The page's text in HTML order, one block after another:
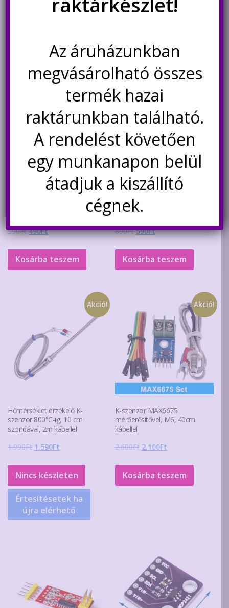
Nincs készleten
újra elérhető
was:
is:
Nincs készleten
újra elérhető
Akció!
EC11 20mm rotary encoder
incrementális jeladó D fejjel
590FtOriginal
was:
590Ft.
490FtCurrent
is:
490Ft.
Kosárba teszem
vezérlővel
890FtOriginal
was:
890Ft.
590FtCurrent
is:
590Ft.
Kosárba teszem
Akció!
Hőmérséklet érzékelő K-
szenzor 800°C-ig, 10 cm
szondával, 2m kábellel
1.990Ft Original
was:
1.990Ft.
1.590Ft
is:
1.590Ft.
Nincs készleten
Értesítésetek ha
újra elérhető
Akció!
K-szenzor MAX6675
mérőerősítővel, M6, 40cm
kábellel
2.600Ft Original
was:
2.600Ft.
2.100FtCurrent
is:
2.100Ft.
Kosárba teszem
Az áruházunkban
megvásárolható összes
termék hazai
raktárunkban található.
A rendelést követően
egy munkanapon belül
átadjuk a kiszállító
cégnek.